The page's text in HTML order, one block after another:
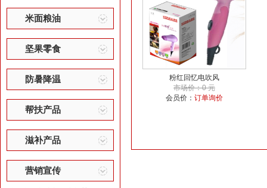
米面粮油
坚果零食
防暑降温
帮扶产品
滋补产品
营销宣传
粉红回忆电吹风
市场价：0 元
会员价： 订单询价